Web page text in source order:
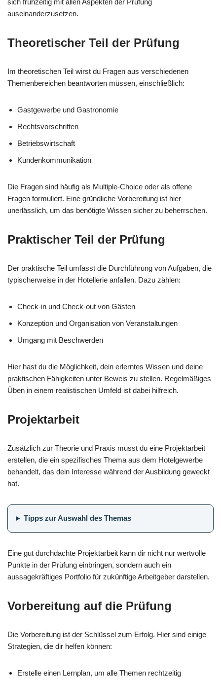
auseinanderzusetzen.
Theoretischer Teil der Prüfung
Im theoretischen Teil wirst du Fragen aus verschiedenen
Themenbereichen beantworten müssen, einschließlich:
Gastgewerbe und Gastronomie
Rechtsvorschriften
Betriebswirtschaft
Kundenkommunikation
Die Fragen sind häufig als Multiple-Choice oder als offene
Fragen formuliert. Eine gründliche Vorbereitung ist hier
unerlässlich, um das benötigte Wissen sicher zu beherrschen.
Praktischer Teil der Prüfung
Der praktische Teil umfasst die Durchführung von Aufgaben, die
typischerweise in der Hotellerie anfallen. Dazu zählen:
Check-in und Check-out von Gästen
Konzeption und Organisation von Veranstaltungen
Umgang mit Beschwerden
Hier hast du die Möglichkeit, dein erlerntes Wissen und deine
praktischen Fähigkeiten unter Beweis zu stellen. Regelmäßiges
Üben in einem realistischen Umfeld ist dabei hilfreich.
Projektarbeit
Zusätzlich zur Theorie und Praxis musst du eine Projektarbeit
erstellen, die ein spezifisches Thema aus dem Hotelgewerbe
behandelt, das dein Interesse während der Ausbildung geweckt
hat.
Tipps zur Auswahl des Themas
Eine gut durchdachte Projektarbeit kann dir nicht nur wertvolle
Punkte in der Prüfung einbringen, sondern auch ein
aussagekräftiges Portfolio für zukünftige Arbeitgeber darstellen.
Vorbereitung auf die Prüfung
Die Vorbereitung ist der Schlüssel zum Erfolg. Hier sind einige
Strategien, die dir helfen können:
Erstelle einen Lernplan, um alle Themen rechtzeitig